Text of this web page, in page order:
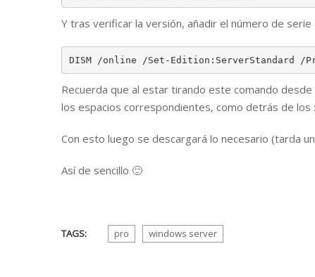
Y tras verificar la versión, añadir el número de serie
DISM /online /Set-Edition:ServerStandard /
Recuerda que al estar tirando este comando desde
los espacios correspondientes, como detrás de los :
Con esto luego se descargará lo necesario (tarda
Así de sencillo 🙂
TAGS: pro windows server